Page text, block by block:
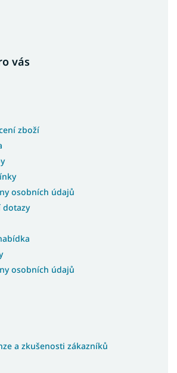
vás
zboží
osobních údajů
dotazy
osobních údajů
a zkušenosti zákazníků